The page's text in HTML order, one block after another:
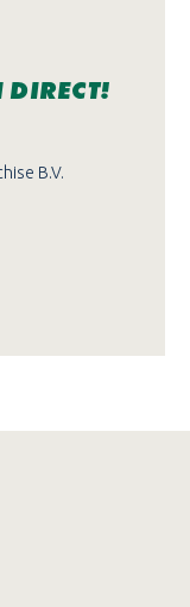
DIRECT!
B.V.